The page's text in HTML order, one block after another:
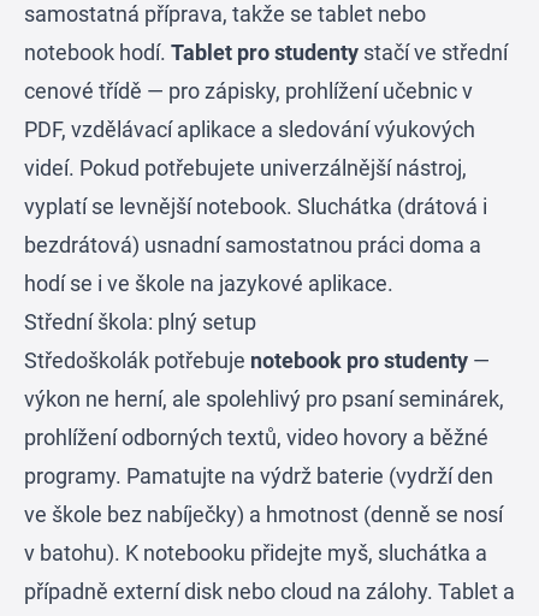
samostatná příprava, takže se tablet nebo
notebook hodí. Tablet pro studenty stačí ve střední
cenové třídě — pro zápisky, prohlížení učebnic v
PDF, vzdělávací aplikace a sledování výukových
videí. Pokud potřebujete univerzálnější nástroj,
vyplatí se levnější notebook. Sluchátka (drátová i
bezdrátová) usnadní samostatnou práci doma a
hodí se i ve škole na jazykové aplikace.
Střední škola: plný setup
Středoškolák potřebuje notebook pro studenty —
výkon ne herní, ale spolehlivý pro psaní seminárek,
prohlížení odborných textů, video hovory a běžné
programy. Pamatujte na výdrž baterie (vydrží den
ve škole bez nabíječky) a hmotnost (denně se nosí
v batohu). K notebooku přidejte myš, sluchátka a
případně externí disk nebo cloud na zálohy. Tablet a